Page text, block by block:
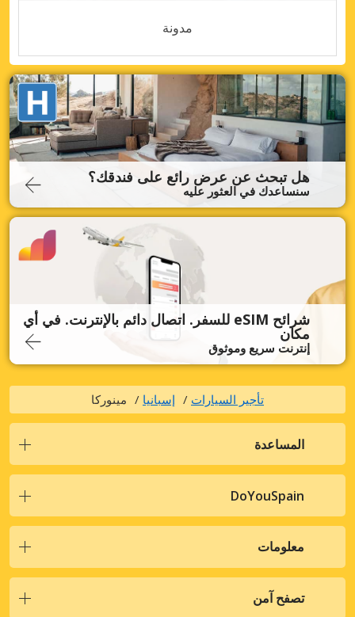
مدونة
هل تبحث عن عرض رائع على فندقك؟
سنساعدك في العثور عليه
شرائح eSIM للسفر. اتصال دائم بالإنترنت. في أي
مكان
إنترنت سريع وموثوق
تأجير السيارات إسبانيا مينوركا
المساعدة
DoYouSpain
معلومات
تصفح آمن